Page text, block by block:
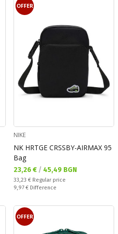
OFFER
NIKE
NK HRTGE CRSSBY-AIRMAX 95
Bag
Текуща цена:
23,26 € / 45,49 BGN
Regular price:
33,23 € Regular price
Спестявате:
9,97 € Difference
OFFER